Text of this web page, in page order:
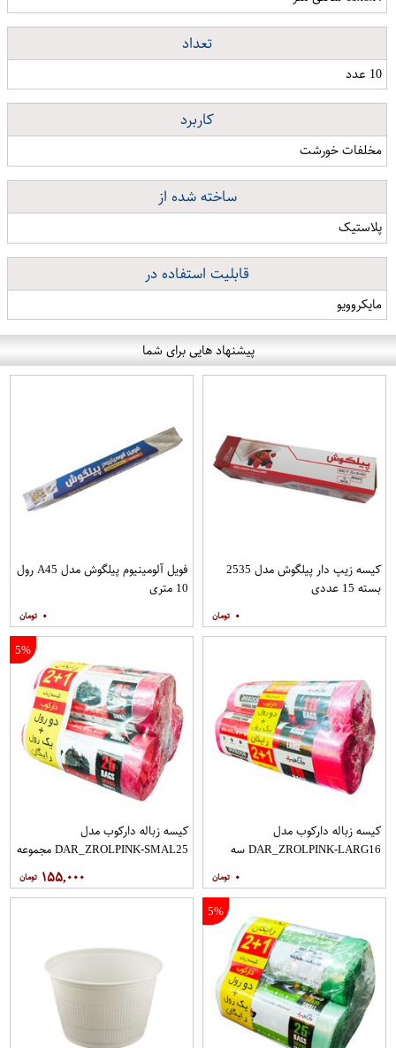
تعداد
10 عدد
کاربرد
مخلفات خورشت
ساخته شده از
پلاستیک
قابلیت استفاده در
مایکروویو
پیشنهاد هایی برای شما
کیسه زیپ دار پیلگوش مدل 2535
بسته 15 عددی
۰
فویل آلومینیوم پیلگوش مدل A45 رول
10 متری
۰
کیسه زباله دارکوب مدل
DAR_ZROLPINK-LARG16 سه
۰
5%
کیسه زباله دارکوب مدل
DAR_ZROLPINK-SMAL25 مجموعه
۱۵۵,۰۰۰
5%